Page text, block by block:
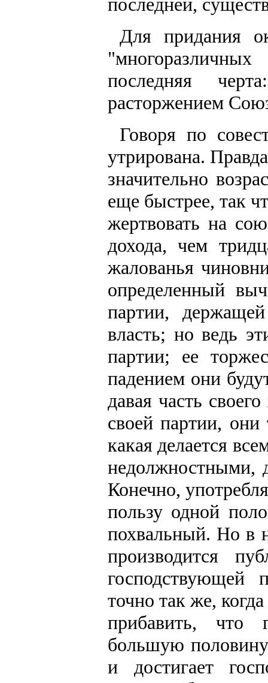
последней,
Для придания
последняя
расторжением
Говоря по
утрирована.
значительно
еще быстрее, так
жертвовать на
дохода, чем
жалованья
определенный
партии,
власть; но ведь
партии; ее
падением они
давая часть
своей партии,
какая делается
недолжностными,
Конечно,
пользу одной
похвальный. Но в
производится
господствующей
точно так же,
прибавить, что
большую
и достигает